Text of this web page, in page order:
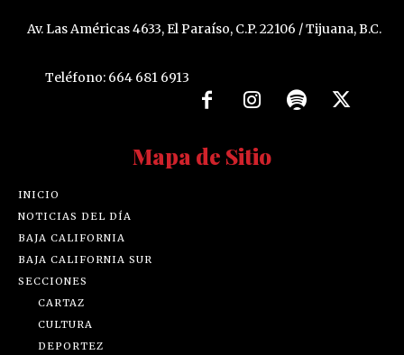
Av. Las Américas 4633, El Paraíso, C.P. 22106 / Tijuana, B.C.
Teléfono: 664 681 6913
Mapa de Sitio
INICIO
NOTICIAS DEL DÍA
BAJA CALIFORNIA
BAJA CALIFORNIA SUR
SECCIONES
CARTAZ
CULTURA
DEPORTEZ